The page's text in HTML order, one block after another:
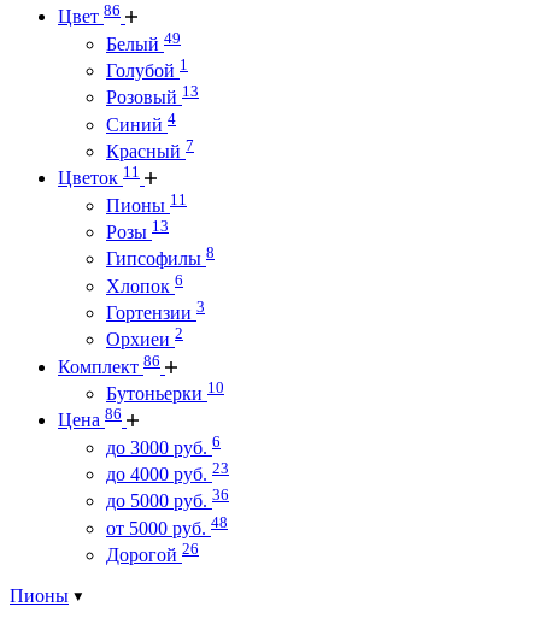
Цвет 86
Белый 49
Голубой 1
Розовый 13
Синий 4
Красный 7
Цветок 11
Пионы 11
Розы 13
Гипсофилы 8
Хлопок 6
Гортензии 3
Орхиеи 2
Комплект 86
Бутоньерки 10
Цена 86
до 3000 руб. 6
до 4000 руб. 23
до 5000 руб. 36
от 5000 руб. 48
Дорогой 26
Пионы